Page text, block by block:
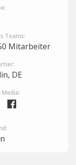
Teams:
Mitarbeiter
DE
Media: